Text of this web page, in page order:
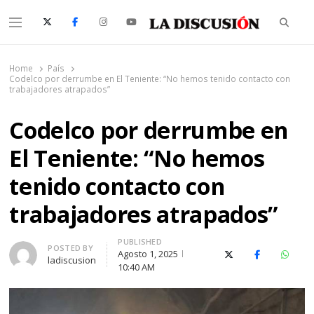
Menu
Home
País
Codelco por derrumbe en El Teniente: “No hemos tenido contacto con
trabajadores atrapados”
Codelco por derrumbe en
El Teniente: “No hemos
tenido contacto con
trabajadores atrapados”
Author
POSTED BY
ladiscusion
PUBLISHED
Agosto 1, 2025
10:40 AM
X (Twitter)Facebook